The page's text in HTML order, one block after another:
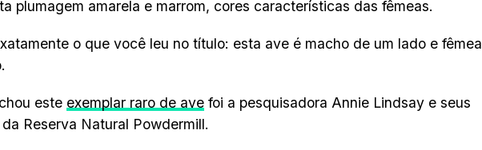
plumagem amarela e marrom, cores características das fêmeas.
o que você leu no título: esta ave é macho de um lado e fêmea
este exemplar raro de ave foi a pesquisadora Annie Lindsay e seus
Reserva Natural Powdermill.